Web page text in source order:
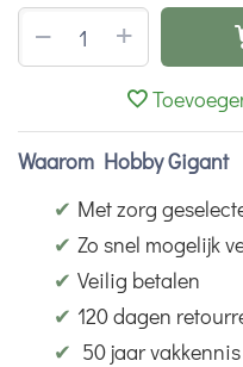
+
−
Waarom Hobby Gigant
✔ Met zorg
✔ Zo snel mogelijk
✔ Veilig betalen
✔ 120 dagen
✔ 50 jaar vakkennis